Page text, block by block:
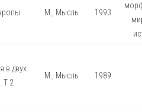
М., Мысль 1993
в двух
Т 2
М., Мысль 1989